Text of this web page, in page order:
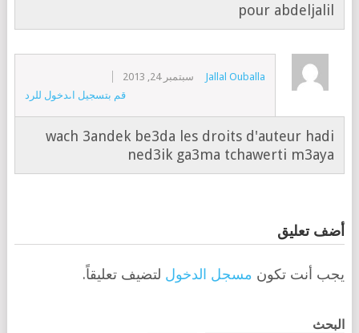
pour abdeljalil
Jallal Ouballa
سبتمبر 24, 2013
قم بتسجيل الدخول للرد
wach 3andek be3da les droits d'auteur hadi
ned3ik ga3ma tchawerti m3aya
أضف تعليق
يجب أنت تكون مسجل الدخول لتضيف تعليقاً.
البحث